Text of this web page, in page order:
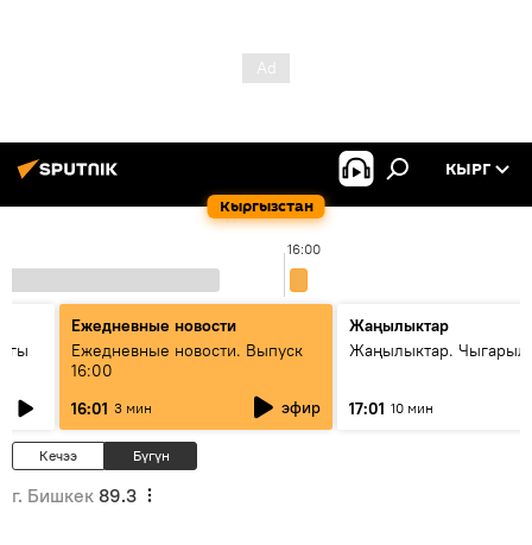
Кыргызстан
КЫРГ
16:00
Ежедневные новости
Ежедневные новости. Выпуск
16:00
16:01 3 мин эфир
Жаңылыктар
Жаңылыктар.
17:01 10 мин
Кечээ Бүгүн
г. Бишкек 89.3